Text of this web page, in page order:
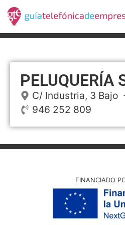
PELUQUERÍA
C/ Industria, 3 Bajo
946 252 809
FINANCIADO